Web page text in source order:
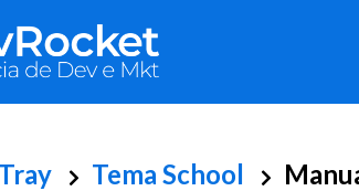
Tray Tema School